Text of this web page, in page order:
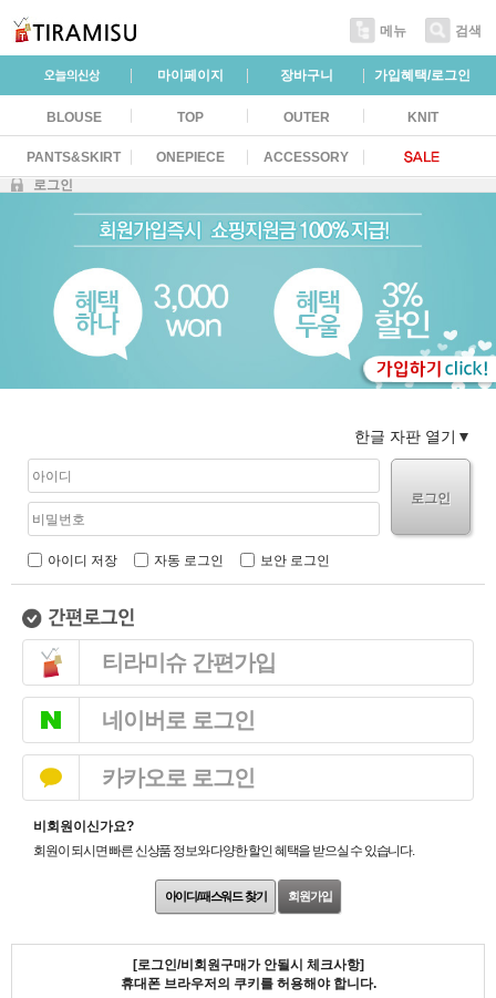
메뉴 검색
마이페이지 장바구니 가입혜택/로그인
BLOUSE TOP OUTER KNIT
PANTS&SKIRT ONEPIECE
ACCESSORY
로그인
한글 자판 열기
로그인
아이디 저장 자동 로그인 보안 로그인
티라미슈 간편가입
네이버로 로그인
카카오로 로그인
비회원이신가요?
회원이 되시면 빠른 신상품 정보와 다양한 할인 혜택을 받으실 수 있습니다.
아이디/패스워드 찾기 회원가입
[로그인/비회원구매가 안될시 체크사항]
휴대폰 브라우저의 쿠키를 허용해야 합니다.